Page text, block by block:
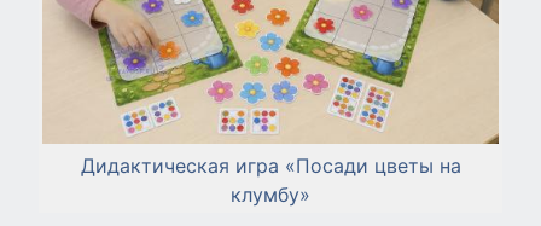
Дидактическая игра «Посади цветы на
клумбу»